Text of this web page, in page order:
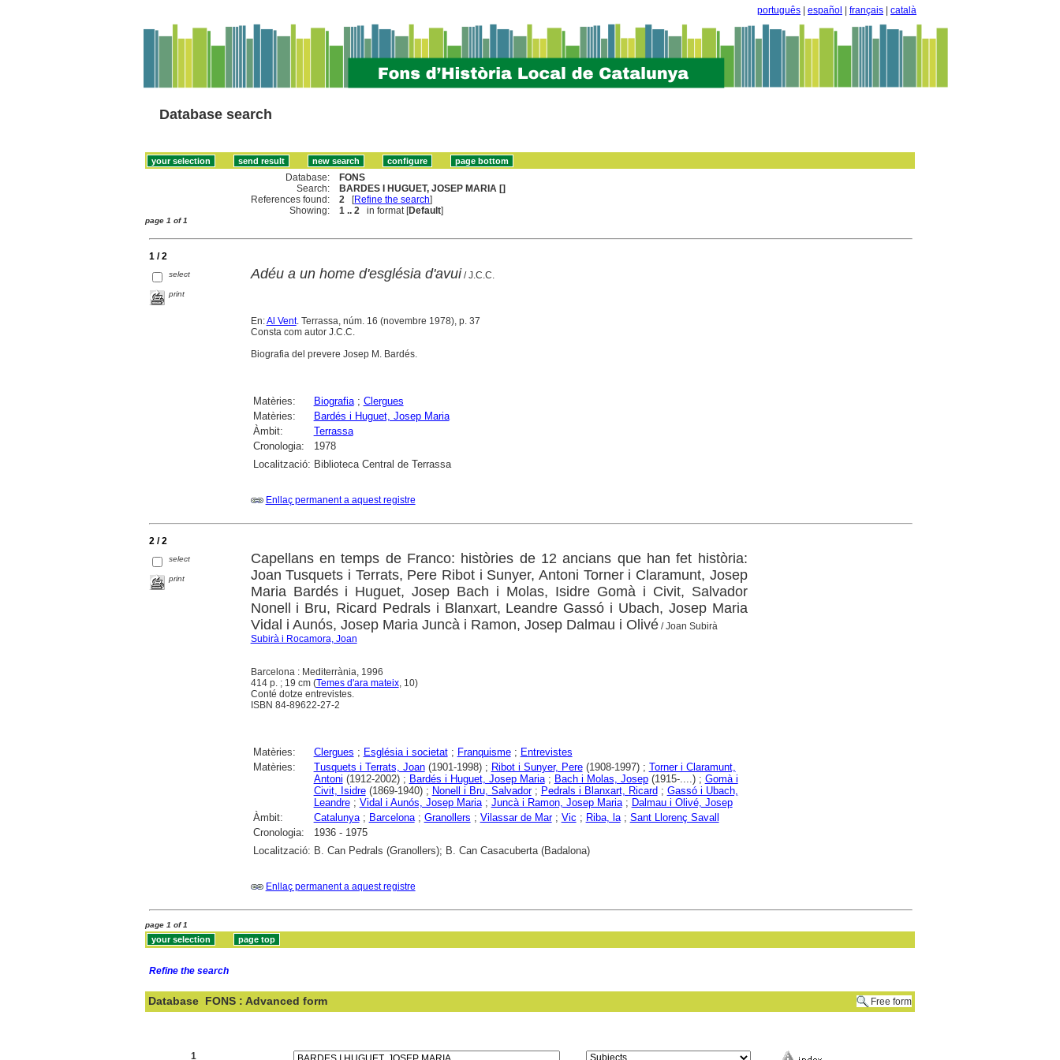
português español français català
Database search
Database:
FONS
Search:
BARDES I HUGUET, JOSEP MARIA []
References found:
2 [Refine the search]
Showing:
1 .. 2 in format [Default]
page 1 of 1
1 / 2
select
print
Adéu a un home d'església d'avui/ J.C.C.
En:Al Vent. Terrassa, núm. 16 (novembre 1978), p. 37
Consta com autor J.C.C.
Biografia del prevere Josep M. Bardés.
Matèries: Biografia; Clergues
Matèries:
Bardés i Huguet, Josep Maria
Àmbit:
Terrassa
Cronologia:
1978
Localització: Biblioteca Central de Terrassa
Enllaç permanent a aquest registre
2 / 2
select
print
Capellans en temps de Franco: històries de 12 ancians que han fet història:
Joan Tusquets i Terrats, Pere Ribot i Sunyer, Antoni Torner i Claramunt, Josep
Maria Bardés i Huguet, Josep Bach i Molas, Isidre Gomà i Civit, Salvador
Nonell i Bru, Ricard Pedrals i Blanxart, Leandre Gassó i Ubach, Josep Maria
Vidal i Aunós, Josep Maria Juncà i Ramon, Josep Dalmau i Olivé/ Joan Subirà
Subirà i Rocamora, Joan
Barcelona : Mediterrània, 1996
414 p. ; 19 cm (Temes d'ara mateix, 10)
Conté dotze entrevistes.
ISBN 84-89622-27-2
Matèries: Clergues ; Església i societat; Franquisme; Entrevistes
Matèries:
Tusquets i Terrats, Joan(1901-1998) ; Ribot i Sunyer, Pere(1908-1997) ; Torner i Claramunt,
Antoni (1912-2002) ; Bardés i Huguet, Josep Maria; Bach i Molas, Josep(1915-....) ; Gomà i
Civit, Isidre(1869-1940) ; Nonell i Bru, Salvador; Pedrals i Blanxart, Ricard ; Gassó i Ubach,
Leandre; Vidal i Aunós, Josep Maria; Juncà i Ramon, Josep Maria; Dalmau i Olivé, Josep
Àmbit:
Catalunya; Barcelona; Granollers ; Vilassar de Mar; Vic ; Riba, la; Sant Llorenç Savall
Cronologia:
1936 - 1975
Localització: B. Can Pedrals (Granollers); B. Can Casacuberta (Badalona)
Enllaç permanent a aquest registre
page 1 of 1
Refine the search
Database FONS : Advanced form Free form
1